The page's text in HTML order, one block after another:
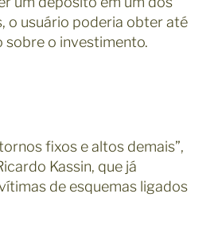
o usuário poderia obter até
o investimento.
fixos e altos demais”,
Kassin, que já
de esquemas ligados